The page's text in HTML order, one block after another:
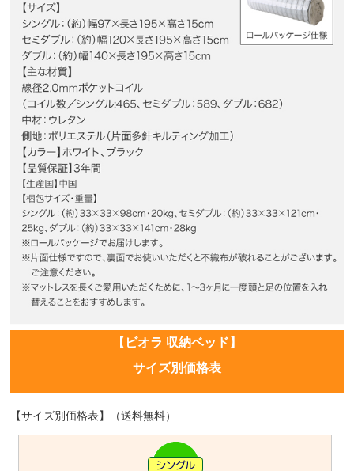
【ビオラ 収納ベッド】
サイズ別価格表
【サイズ別価格表】（送料無料）